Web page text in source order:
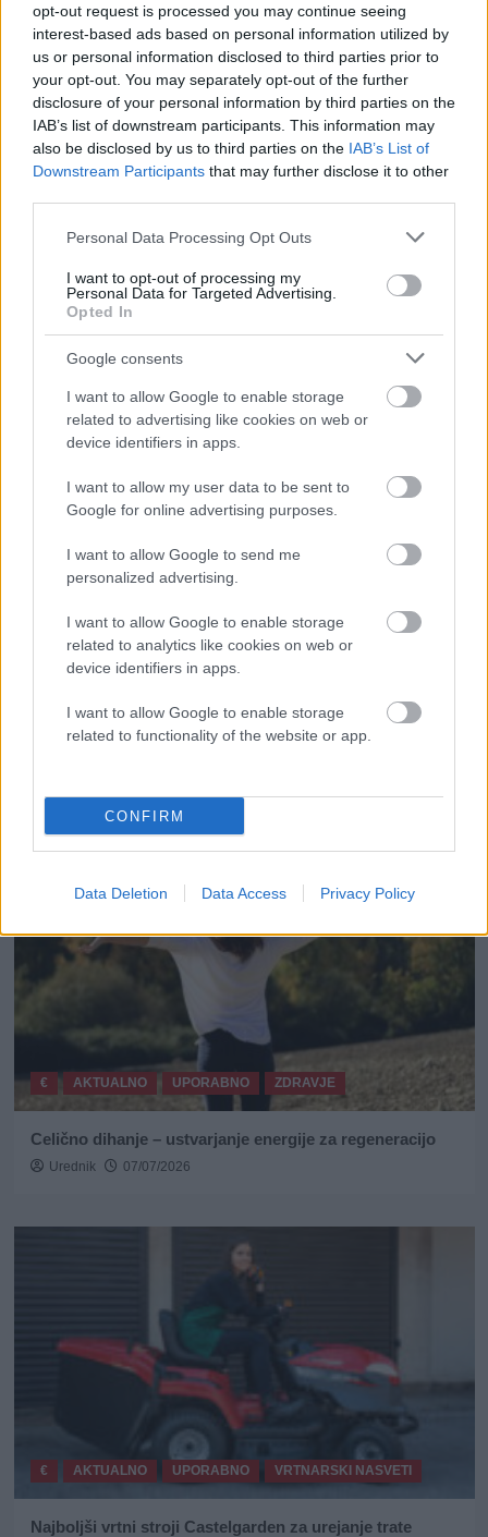
opt-out request is processed you may continue seeing
interest-based ads based on personal information utilized by
us or personal information disclosed to third parties prior to
your opt-out. You may separately opt-out of the further
disclosure of your personal information by third parties on the
IAB’s list of downstream participants. This information may
also be disclosed by us to third parties on the IAB’s List of
Downstream Participants that may further disclose it to other
Please note that this website/app uses one or more Google
not limited to your visit or usage behaviour. You may click to
grant or deny consent to Google and its third-party tags to
use your data for below specified purposes in below Google
Personal Data Processing Opt Outs
I want to opt-out of processing my
Personal Data for Targeted Advertising.
Opted In
Google consents
I want to allow Google to enable storage
related to advertising like cookies on web or
device identifiers in apps.
I want to allow my user data to be sent to
Google for online advertising purposes.
I want to allow Google to send me
personalized advertising.
I want to allow Google to enable storage
related to analytics like cookies on web or
device identifiers in apps.
I want to allow Google to enable storage
related to functionality of the website or app.
CONFIRM
Data Deletion Data Access Privacy Policy
Zadnje objave
Rogla bo gostila tradicionalni 34. praznik šoferjev in
avtomehanikov!
Celično dihanje – ustvarjanje energije za regeneracijo
Kam na izlet v Posočju? Odkrij Most na Soči
Revolucija na vrtu: robotske kosilnice brez kabla in stroji, ki
delajo namesto vas
Ste spregledali?
AKTUALNO SLOVENIJA
Rogla bo gostila tradicionalni 34. praznik šoferjev in
€ AKTUALNO UPORABNO ZDRAVJE
Celično dihanje – ustvarjanje energije za regeneracijo
Urednik 07/07/2026
€ AKTUALNO UPORABNO VRTNARSKI NASVETI
Najboljši vrtni stroji Castelgarden za urejanje trate